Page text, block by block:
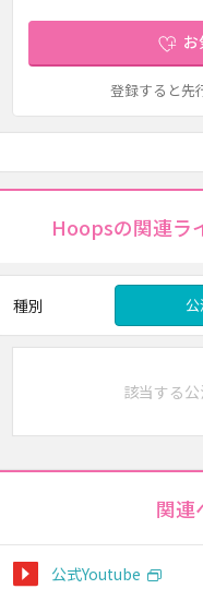
登録すると先
Hoopsの関連ラ
種別
該当する公
関連
公式Youtube